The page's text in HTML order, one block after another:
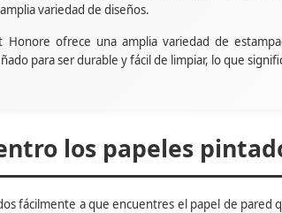
variedad de diseños.
Honore ofrece una amplia variedad de
para ser durable y fácil de limpiar, lo que
los papeles
fácilmente a que encuentres el papel de pared